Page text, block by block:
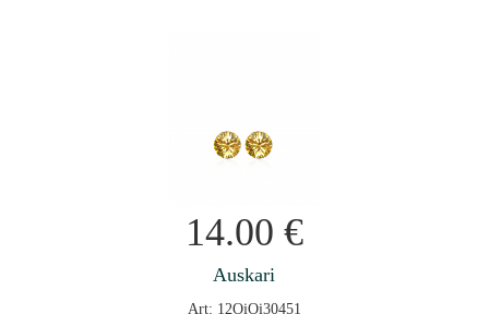
14.00 €
Auskari
Art: 12OiOi30451